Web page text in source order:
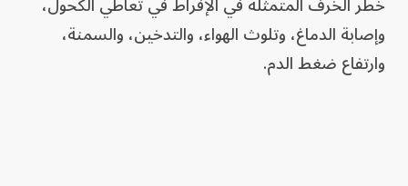
وإصابة الدماغ، وتلوث الهواء، والتدخين، والسمنة،
وارتفاع ضغط الدم.